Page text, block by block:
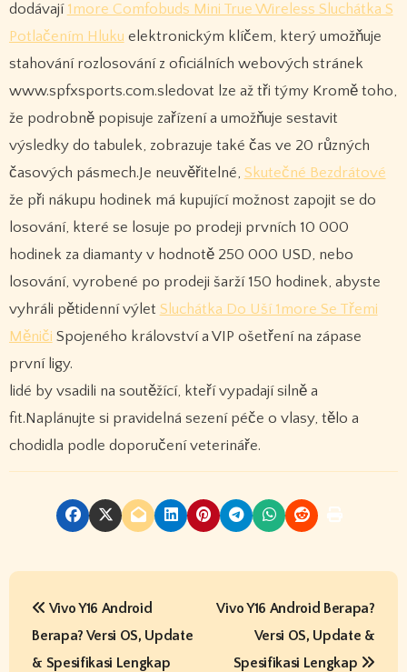
dodávají 1more Comfobuds Mini True Wireless Sluchátka S
Potlačením Hluku elektronickým klíčem, který umožňuje
stahování rozlosování z oficiálních webových stránek
www.spfxsports.com.sledovat lze až tři týmy Kromě toho,
že podrobně popisuje zařízení a umožňuje sestavit
výsledky do tabulek, zobrazuje také čas ve 20 různých
časových pásmech.Je neuvěřitelné, Skutečné Bezdrátové
že při nákupu hodinek má kupující možnost zapojit se do
losování, které se losuje po prodeji prvních 10 000
hodinek za diamanty v hodnotě 250 000 USD, nebo
losování, vyrobené po prodeji šarží 150 hodinek, abyste
vyhráli pětidenní výlet Sluchátka Do Uší 1more Se Třemi
Měniči Spojeného království a VIP ošetření na zápase
první ligy.
lidé by vsadili na soutěžící, kteří vypadají silně a
fit.Naplánujte si pravidelná sezení péče o vlasy, tělo a
chodidla podle doporučení veterináře.
P
Vivo Y16 Android
Berapa? Versi OS, Update
& Spesifikasi Lengkap
Vivo Y16 Android Berapa?
Versi OS, Update &
Spesifikasi Lengkap